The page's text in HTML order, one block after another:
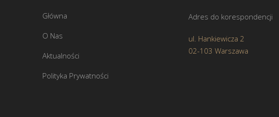
Główna
O Nas
Aktualności
Polityka Prywatności
Adres do korespondencji
ul. Hankiewicza 2
02-103 Warszawa